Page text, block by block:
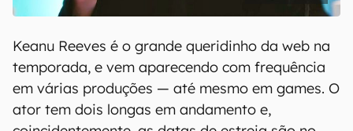
Keanu Reeves é o grande queridinho da web na
temporada, e vem aparecendo com frequência
em várias produções — até mesmo em games. O
ator tem dois longas em andamento e,